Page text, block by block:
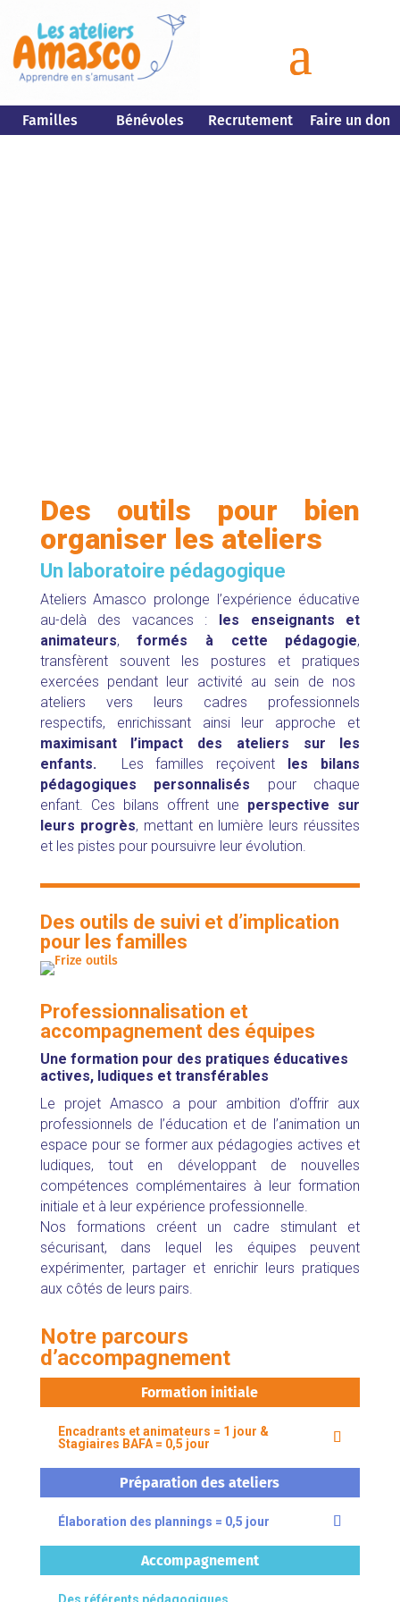
Familles Bénévoles Recrutement Faire un don
Des outils pour bien
organiser les ateliers
Un laboratoire pédagogique
Ateliers Amasco prolonge l’expérience éducative
au-delà des vacances :
es enseignants et
animateurs,formés à cette pédagogie,
transfèrent souvent les postures et pratiques
exercées pendant leur activité au sein de nos
ateliers vers leurs cadres professionnels
respectifs, enrichissant ainsi leur approche et
maximisant l’impact des ateliers sur les
enfants.
Les familles reçoivent
les bilans
pédagogiques personnalisés pour chaque
enfant. Ces bilans offrent une perspective sur
leurs progrès, mettant en lumière leurs réussites
et les pistes pour poursuivre leur évolution.
Des outils de suivi et d’implication
pour les familles
Professionnalisation et
accompagnement des équipes
Une formation pour des pratiques éducatives
actives, ludiques et transférables
Le projet Amasco a pour ambition d’offrir aux
professionnels de l’éducation et de l’animation un
espace pour se former aux pédagogies actives et
ludiques, tout en développant de nouvelles
compétences complémentaires à leur formation
initiale et à leur expérience professionnelle.
Nos formations créent un cadre stimulant et
sécurisant, dans lequel les équipes peuvent
expérimenter, partager et enrichir leurs pratiques
aux côtés de leurs pairs.
Notre parcours
d’accompagnement
Formation initiale
Encadrants et animateurs = 1 jour &
Stagiaires BAFA = 0,5 jour
Préparation des ateliers
Élaboration des plannings = 0,5 jour
Accompagnement